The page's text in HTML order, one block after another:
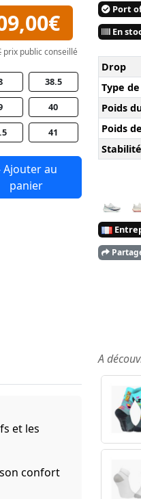
prix public conseillé
38.5
40
41
Ajouter au
panier
Port
En
Drop
Type
Poids
Poids
Stabilité
et les
confort
A